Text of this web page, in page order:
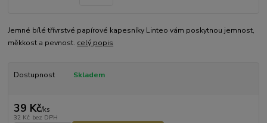
Jemné bílé třívrstvé papírové kapesníky Linteo vám poskytnou jemnost,
měkkost a pevnost. celý popis
Dostupnost Skladem
39 Kč/ks
32 Kč bez DPH